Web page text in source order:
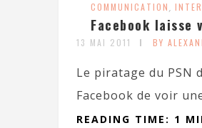
COMMUNICATION,
Facebook laisse
13 MAI 2011 BY
Le piratage du PSN
Facebook de voir
READING TIME: 1